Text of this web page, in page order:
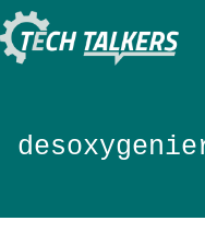
Zum
Inhalt
springen